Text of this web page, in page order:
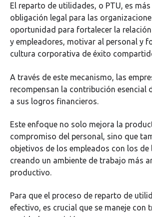
El reparto de utilidades, o PTU, es
obligación legal para las
oportunidad para fortalecer la
y empleadores, motivar al personal y
cultura corporativa de éxito
A través de este mecanismo, las
recompensan la contribución esencial
a sus logros financieros.
Este enfoque no solo mejora la
compromiso del personal, sino que
objetivos de los empleados con los de
creando un ambiente de trabajo más
productivo.
Para que el proceso de reparto de
efectivo, es crucial que se maneje con